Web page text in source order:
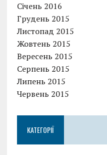
Січень 2016
Грудень 2015
Листопад 2015
Жовтень 2015
Вересень 2015
Серпень 2015
Липень 2015
Червень 2015
КАТЕГОРІЇ